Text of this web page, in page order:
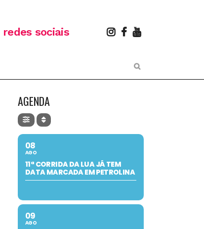
redes sociais
AGENDA
08
AGO
11ª CORRIDA DA LUA JÁ TEM
DATA MARCADA EM PETROLINA
09
AGO